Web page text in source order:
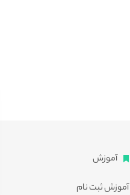
آموزش
آموزش ثبت نام